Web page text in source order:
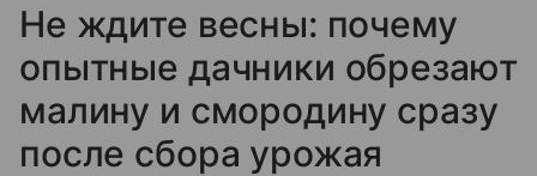
Не ждите весны: почему
опытные дачники обрезают
малину и смородину сразу
после сбора урожая